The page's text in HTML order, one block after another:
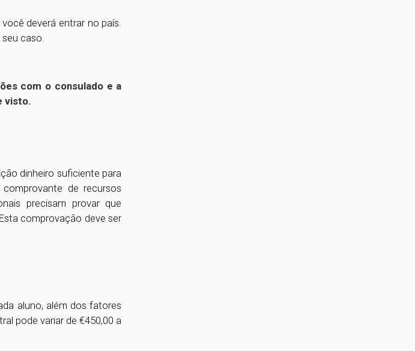
deverá entrar no país.
caso.
com o consulado e a
visto.
dinheiro suficiente para
de recursos
precisam provar que
comprovação deve ser
aluno, além dos fatores
pode variar de €450,00 a